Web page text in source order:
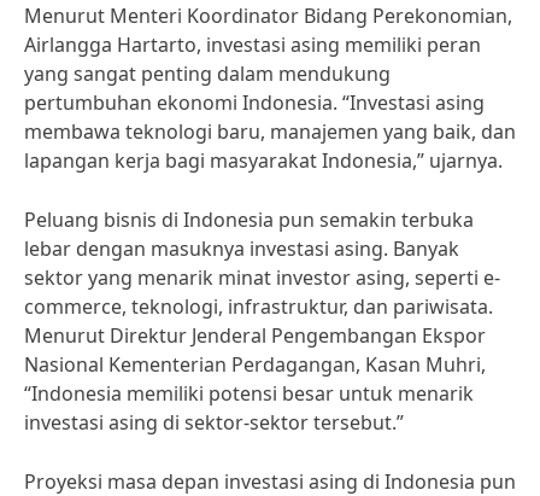
Menurut Menteri Koordinator Bidang Perekonomian,
Airlangga Hartarto, investasi asing memiliki peran
yang sangat penting dalam mendukung
pertumbuhan ekonomi Indonesia. “Investasi asing
membawa teknologi baru, manajemen yang baik, dan
lapangan kerja bagi masyarakat Indonesia,” ujarnya.
Peluang bisnis di Indonesia pun semakin terbuka
lebar dengan masuknya investasi asing. Banyak
sektor yang menarik minat investor asing, seperti e-
commerce, teknologi, infrastruktur, dan pariwisata.
Menurut Direktur Jenderal Pengembangan Ekspor
Nasional Kementerian Perdagangan, Kasan Muhri,
“Indonesia memiliki potensi besar untuk menarik
investasi asing di sektor-sektor tersebut.”
Proyeksi masa depan investasi asing di Indonesia pun